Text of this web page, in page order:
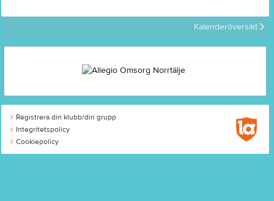
Kalenderöversikt
Registrera din klubb/din grupp
Integritetspolicy
Cookiepolicy